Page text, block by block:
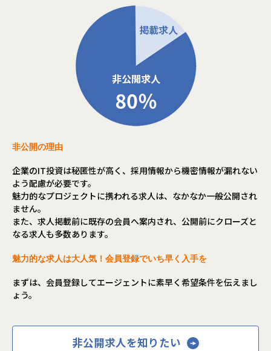
非公開の理由
企業のIT投資は秘匿性が高く、採用情報から機密情報が漏れない
よう配慮が必要です。
魅力的なプロジェクトに携われる求人は、なかなか一般公開され
ません。
また、求人掲載前に既存の会員へ案内され、公開前にクローズと
なる求人も多数あります。
魅力的な求人は大人気！会員登録でいち早く入手を
まずは、会員登録してエージェントに素早く希望条件を伝えまし
ょう。
非公開求人を知りたい